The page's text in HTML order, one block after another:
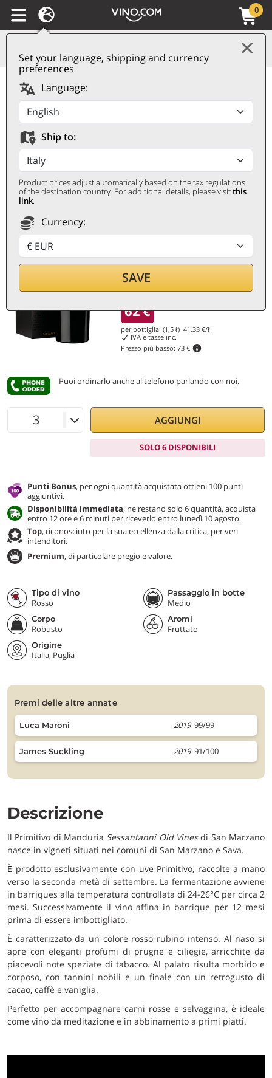
Set your language, shipping and currency
preferences
Language:
Ship to:
Product prices adjust automatically based on the tax regulations
of the destination country. For additional details, please visitthis
link.
Currency:
SAVE
0
Primitivo di Manduria
DOP Sessantanni Old
Vines 2020 San
Marzano
SAN MARZANO
Magnum 1,5 ℓ, Cassetta di legno
Sconto 15%
62€
per bottiglia (1,5 ℓ) 41,33€/ℓ
IVA e tasse inc.
Prezzo più basso: 73 €
Puoi ordinarlo anche al telefono parlando con noi.
AGGIUNGI
SOLO 6 DISPONIBILI
Punti Bonus, per ogni quantità acquistata ottieni 100 punti
aggiuntivi.
Disponibilità immediata, ne restano solo 6 quantità, acquista
entro 12 ore e 6 minuti per riceverlo entro lunedì 10 agosto.
Top, riconosciuto per la sua eccellenza dalla critica, per veri
intenditori.
Premium, di particolare pregio e valore.
Tipo di vino
Rosso
Passaggio in botte
Medio
Corpo
Robusto
Aromi
Fruttato
Origine
Italia, Puglia
premi delle altre annate
Luca Maroni 2019 99/99
James Suckling 2019 91/100
Descrizione
Il Primitivo di Manduria Sessantanni Old Vinesdi San Marzano
nasce in vigneti situati nei comuni di San Marzano e Sava.
È prodotto esclusivamente con uve Primitivo, raccolte a mano
verso la seconda metà di settembre. La fermentazione avviene
in barriques alla temperatura controllata di 24-26°C per circa 2
mesi. Successivamente il vino affina in barrique per 12 mesi
prima di essere imbottigliato.
È caratterizzato da un colore rosso rubino intenso. Al naso si
apre con eleganti profumi di prugne e ciliegie, arricchite da
piacevoli note speziate di tabacco. Al palato risulta morbido e
corposo, con tannini nobili e un finale con un retrogusto di
cacao, caffè e vaniglia.
Perfetto per accompagnare carni rosse e selvaggina, è ideale
come vino da meditazione e in abbinamento a primi piatti.